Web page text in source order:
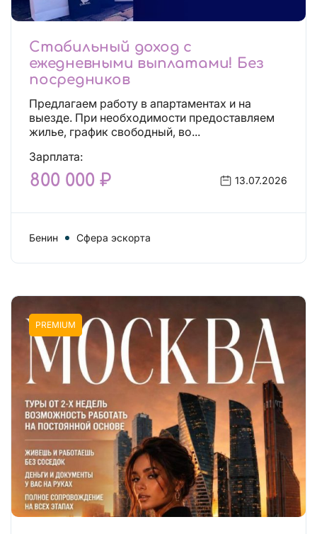
Стабильный доход с
ежедневными выплатами! Без
посредников
Предлагаем работу в апартаментах и на
выезде. При необходимости предоставляем
жилье, график свободный, во...
Зарплата:
800 000 ₽ 13.07.2026
Бенин Сфера эскорта
PREMIUM